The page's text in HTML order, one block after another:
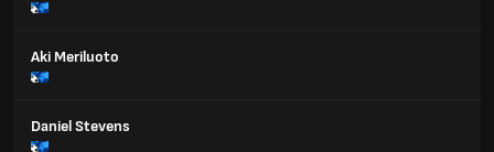
Aki Meriluoto
Daniel Stevens